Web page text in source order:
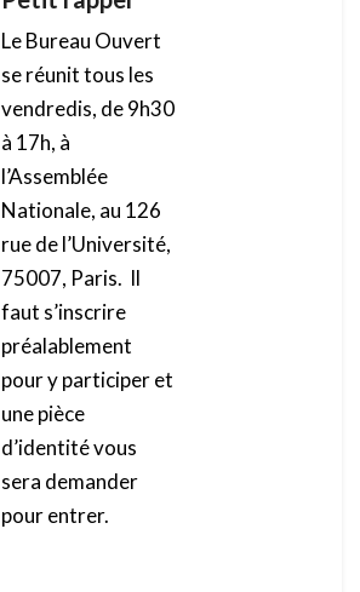
Le Bureau Ouvert
se réunit tous les
vendredis, de 9h30
à 17h, à
l’Assemblée
Nationale, au 126
rue de l’Université,
75007, Paris. Il
faut s’inscrire
préalablement
pour y participer et
une pièce
d’identité vous
sera demander
pour entrer.